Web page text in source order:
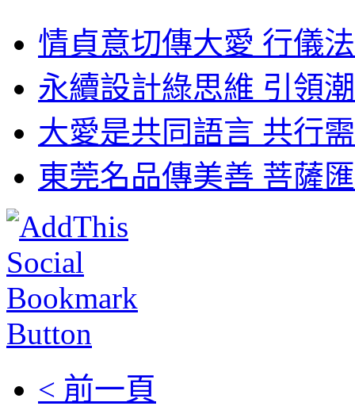
情貞意切傳大愛 行儀
永續設計綠思維 引領
大愛是共同語言 共行
東莞名品傳美善 菩薩
< 前一頁